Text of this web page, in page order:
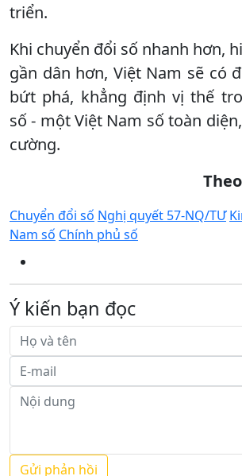
triển.
Khi chuyển đổi số nhanh hơn,
gần dân hơn, Việt Nam sẽ có
bứt phá, khẳng định vị thế
số - một Việt Nam số toàn
cường.
Chuyển đổi số Nghị quyết 57-NQ/TƯ
Nam số Chính phủ số
Ý kiến bạn đọc